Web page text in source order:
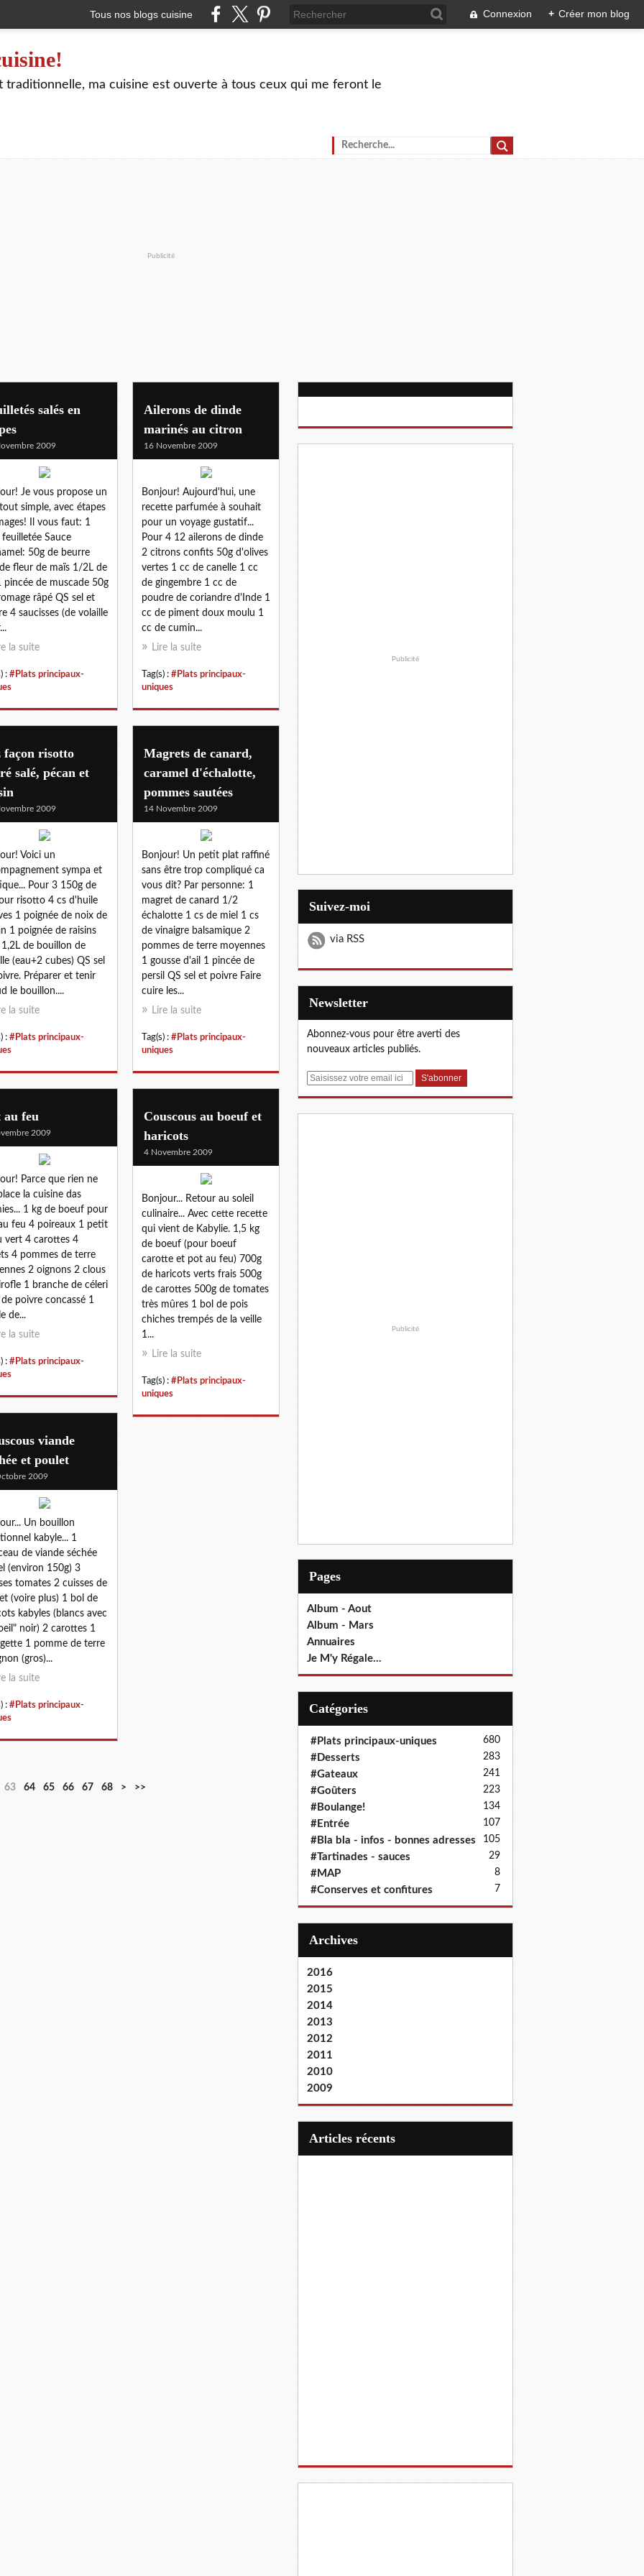
Tous nos blogs cuisine Connexion + Créer mon blog
traditionnelle, ma cuisine est ouverte à tous ceux qui me feront le
Publicité
salés en
2009
Je vous propose un
simple, avec étapes
Il vous faut: 1
feuilletée Sauce
50g de beurre
fleur de maïs 1/2L de
pincée de muscade 50g
râpé QS sel et
4 saucisses (de volaille
la suite
: #Plats principaux-
Ailerons de dinde
marinés au citron
16 Novembre 2009
Bonjour! Aujourd'hui, une
recette parfumée à souhait
pour un voyage gustatif...
Pour 4 12 ailerons de dinde
2 citrons confits 50g d'olives
vertes 1 cc de canelle 1 cc
de gingembre 1 cc de
poudre de coriandre d'Inde 1
cc de piment doux moulu 1
cc de cumin...
Lire la suite
Tag(s) : #Plats principaux-
uniques
façon risotto
salé, pécan et
2009
Voici un
sympa et
Pour 3 150g de
risotto 4 cs d'huile
1 poignée de noix de
1 poignée de raisins
1,2L de bouillon de
(eau+2 cubes) QS sel
Préparer et tenir
le bouillon....
la suite
: #Plats principaux-
Magrets de canard,
caramel d'échalotte,
pommes sautées
14 Novembre 2009
Bonjour! Un petit plat raffiné
sans être trop compliqué ca
vous dit? Par personne: 1
magret de canard 1/2
échalotte 1 cs de miel 1 cs
de vinaigre balsamique 2
pommes de terre moyennes
1 gousse d'ail 1 pincée de
persil QS sel et poivre Faire
cuire les...
Lire la suite
Tag(s) : #Plats principaux-
uniques
au feu
2009
Parce que rien ne
la cuisine das
1 kg de boeuf pour
feu 4 poireaux 1 petit
vert 4 carottes 4
4 pommes de terre
2 oignons 2 clous
1 branche de céleri
poivre concassé 1
de...
la suite
: #Plats principaux-
Couscous au boeuf et
haricots
4 Novembre 2009
Bonjour... Retour au soleil
culinaire... Avec cette recette
qui vient de Kabylie. 1,5 kg
de boeuf (pour boeuf
carotte et pot au feu) 700g
de haricots verts frais 500g
de carottes 500g de tomates
très mûres 1 bol de pois
chiches trempés de la veille
1...
Lire la suite
Tag(s) : #Plats principaux-
uniques
viande
et poulet
2009
Un bouillon
kabyle... 1
de viande séchée
(environ 150g) 3
tomates 2 cuisses de
(voire plus) 1 bol de
kabyles (blancs avec
noir) 2 carottes 1
1 pomme de terre
(gros)...
la suite
: #Plats principaux-
63 64 65 66 67 68 > >>
Publicité
Suivez-moi
via RSS
Newsletter
Abonnez-vous pour être averti des
nouveaux articles publiés.
E
Publicité
Pages
Album - Aout
Album - Mars
Annuaires
Je M'y Régale...
Catégories
#Plats principaux-uniques 680
#Desserts 283
#Gateaux 241
#Goûters 223
#Boulange! 134
#Entrée 107
#Bla bla - infos - bonnes adresses 105
#Tartinades - sauces 29
#MAP 8
#Conserves et confitures 7
Archives
2016
2015
2014
2013
2012
2011
2010
2009
articles récents